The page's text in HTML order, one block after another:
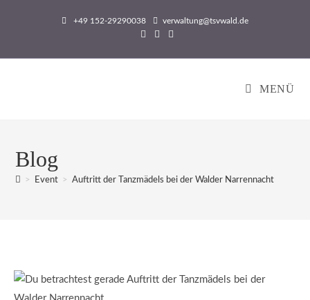
+49 152-29290038 verwaltung@tsvwald.de
MENÜ
Blog
> Event > Auftritt der Tanzmädels bei der Walder Narrennacht